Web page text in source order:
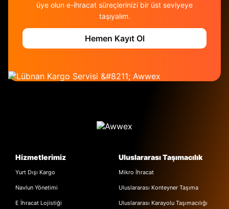
üye olun e-ihracat süreçlerinizi bir üst seviyeye
taşıyalım.
Hemen Kayıt Ol
Hizmetlerimiz
Yurt Dışı Kargo
Navlun Yönetimi
E İhracat Lojistiği
Uluslararası Taşımacılık
Mikro İhracat
Uluslararası Konteyner Taşıma
Uluslararası Karayolu Taşımacılığı